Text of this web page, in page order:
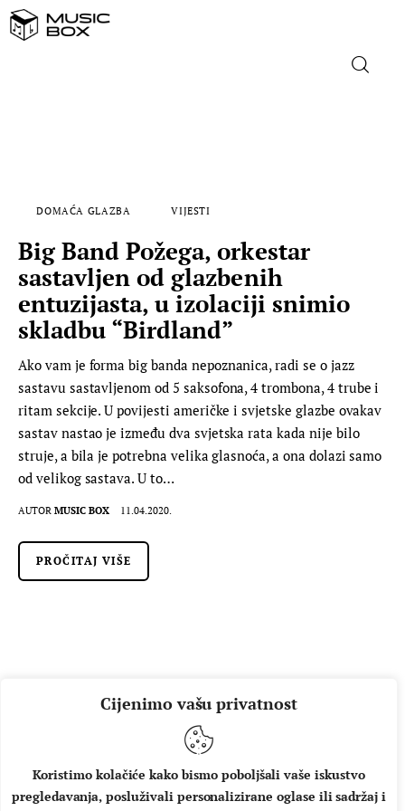
Cijenimo vašu privatnost
Koristimo kolačiće kako bismo poboljšali vaše iskustvo
pregledavanja, posluživali personalizirane oglase ili sadržaj i
FILM
MUSIC BOX
DOMAĆA GLAZBA VIJESTI
Big Band Požega, orkestar
sastavljen od glazbenih
entuzijasta, u izolaciji snimio
skladbu “Birdland”
Ako vam je forma big banda nepoznanica, radi se o jazz
sastavu sastavljenom od 5 saksofona, 4 trombona, 4 trube i
ritam sekcije. U povijesti američke i svjetske glazbe ovakav
sastav nastao je između dva svjetska rata kada nije bilo
struje, a bila je potrebna velika glasnoća, a ona dolazi samo
od velikog sastava. U to…
AUTOR MUSIC BOX 11.04.2020.
PROČITAJ VIŠE
O NAMA IMPRESSUM UVJETI KORIŠTENJA